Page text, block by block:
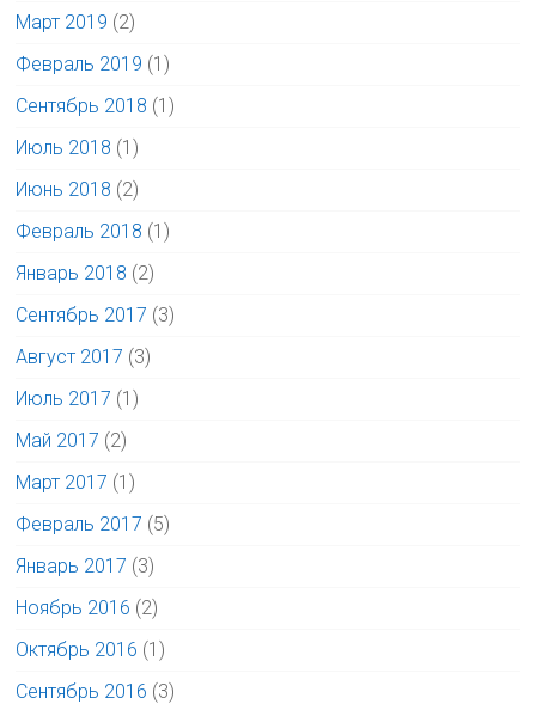
Март 2019 (2)
Февраль 2019 (1)
Сентябрь 2018 (1)
Июль 2018 (1)
Июнь 2018 (2)
Февраль 2018 (1)
Январь 2018 (2)
Сентябрь 2017 (3)
Август 2017 (3)
Июль 2017 (1)
Май 2017 (2)
Март 2017 (1)
Февраль 2017 (5)
Январь 2017 (3)
Ноябрь 2016 (2)
Октябрь 2016 (1)
Сентябрь 2016 (3)